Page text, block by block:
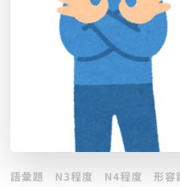
語彙題 N3程度 N4程度 形容